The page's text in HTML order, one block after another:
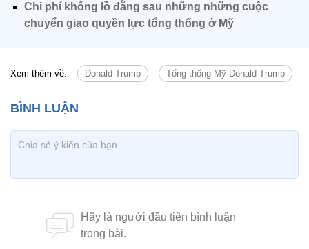
Chi phí khổng lồ đằng sau những những cuộc
chuyển giao quyền lực tổng thống ở Mỹ
Xem thêm về: Donald Trump Tổng thống Mỹ Donald Trump